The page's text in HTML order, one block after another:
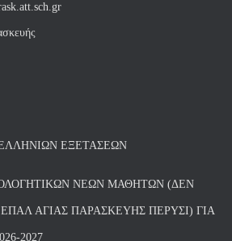
ΕΞΕΤΆΣΕΩΝ
ΝΈΩΝ ΜΑΘΗΤΏΝ (ΔΕΝ
ΑΓΙΑΣ ΠΑΡΑΣΚΕΥΗΣ ΠΈΡΥΣΙ) ΓΙΑ
2027